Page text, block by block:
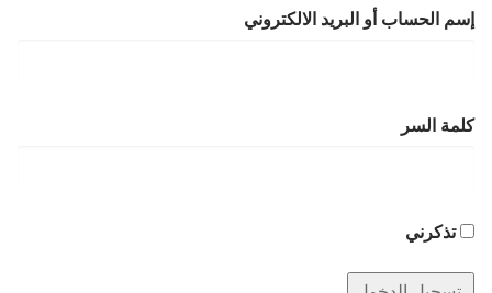
إسم الحساب أو البريد الالكتروني
كلمة السر
تذكرني